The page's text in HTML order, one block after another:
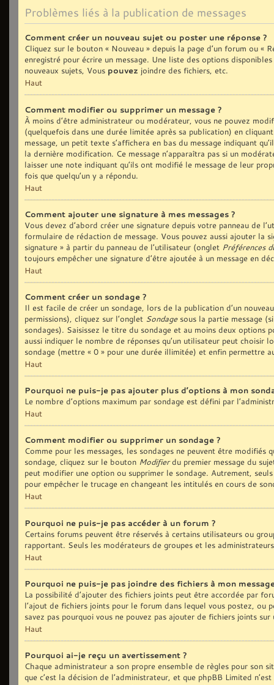
Problèmes liés à la publication de messages
Comment créer un nouveau sujet ou poster une réponse ?
Cliquez sur le bouton « Nouveau » depuis la page d’un forum ou «
enregistré pour écrire un message. Une liste des options
nouveaux sujets, Vous pouvez joindre des fichiers, etc.
Haut
Comment modifier ou supprimer un message ?
À moins d’être administrateur ou modérateur, vous ne pouvez
(quelquefois dans une durée limitée après sa publication) en
message, un petit texte s’affichera en bas du message indiquant
la dernière modification. Ce message n’apparaîtra pas si un
laisser une note indiquant qu’ils ont modifié le message de leur
fois que quelqu’un y a répondu.
Haut
Comment ajouter une signature à mes messages ?
Vous devez d’abord créer une signature depuis votre panneau de
formulaire de rédaction de message. Vous pouvez aussi ajouter la
signature » à partir du panneau de l’utilisateur (onglet Préférences
toujours empêcher une signature d’être ajoutée à un message en
Haut
Comment créer un sondage ?
Il est facile de créer un sondage, lors de la publication d’un
permissions), cliquez sur l’onglet Sondagesous la partie message
sondages). Saisissez le titre du sondage et au moins deux options
aussi indiquer le nombre de réponses qu’un utilisateur peut
sondage (mettre « 0 » pour une durée illimitée) et enfin permettre
Haut
Pourquoi ne puis-je pas ajouter plus d’options à mon
Le nombre d’options maximum par sondage est défini par
Haut
Comment modifier ou supprimer un sondage ?
Comme pour les messages, les sondages ne peuvent être
sondage, cliquez sur le bouton Modifierdu premier message du
peut modifier une option ou supprimer le sondage. Autrement,
pour empêcher le trucage en changeant les intitulés en cours de
Haut
Pourquoi ne puis-je pas accéder à un forum ?
Certains forums peuvent être réservés à certains utilisateurs ou
rapportant. Seuls les modérateurs de groupes et les
Haut
Pourquoi ne puis-je pas joindre des fichiers à mon
La possibilité d’ajouter des fichiers joints peut être accordée par
l’ajout de fichiers joints pour le forum dans lequel vous postez, ou
savez pas pourquoi vous ne pouvez pas ajouter de fichiers joints
Haut
Pourquoi ai-je reçu un avertissement ?
Chaque administrateur a son propre ensemble de règles pour son
que c’est la décision de l’administrateur, et que phpBB Limited